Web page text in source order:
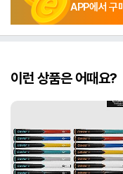
APP에서 구
이런 상품은 어때요?